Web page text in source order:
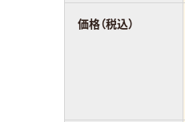
価格（税込）